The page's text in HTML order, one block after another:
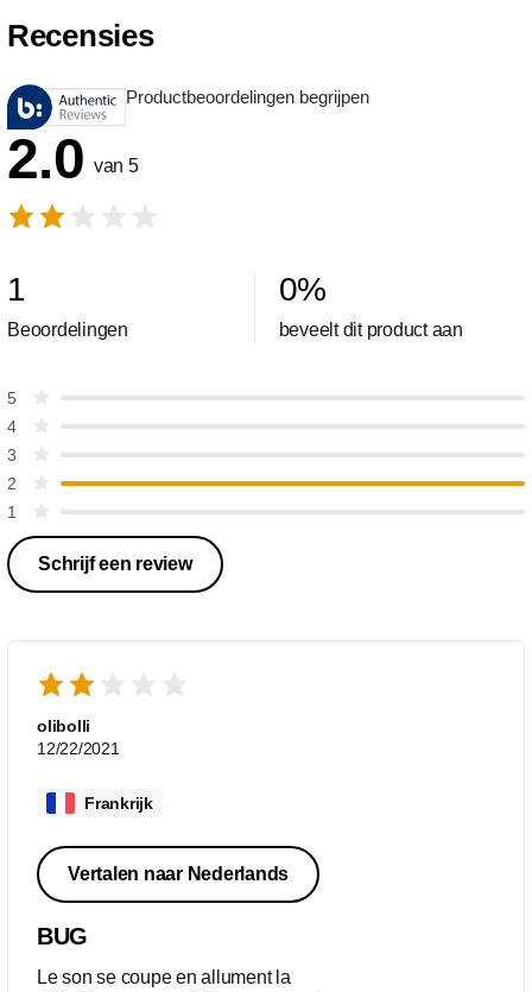
Recensies
Productbeoordelingen begrijpen
2.0 van 5
1
Beoordelingen
0%
beveelt dit product aan
5
4
3
2
1
Schrijf een review
olibolli
12/22/2021
Frankrijk
Vertalen naar Nederlands
BUG
Le son se coupe en allument la